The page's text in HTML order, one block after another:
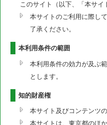
このサイト（以下、「本サ
本サイトのご利用に際し
了承ください。
本利用条件の範囲
本利用条件の効力が及ぶ
とします。
知的財産権
本サイト及びコンテンツ
本サイトは、東京都のほ